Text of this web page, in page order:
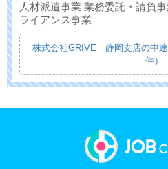
人材派遣事業 業務委託・請負
ライアンス事業
株式会社GRIVE 静岡支店の中
件）